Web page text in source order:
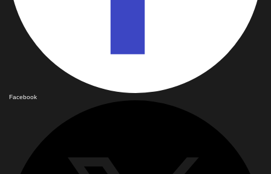
Facebook